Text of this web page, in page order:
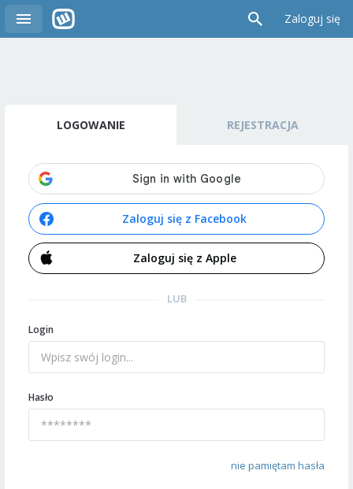
Zaloguj się
LOGOWANIE REJESTRACJA
Zaloguj się z Facebook
Zaloguj się z Apple
LUB
Login
Hasło
nie pamiętam hasła